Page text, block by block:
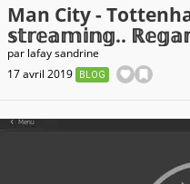
Man City - Tottenham 𝕖𝕟 𝕕𝕚𝕣𝕖𝕔𝕥
𝕤𝕥𝕣𝕖𝕒𝕞𝕚𝕟𝕘..
par lafay sandrine
17 avril 2019
BLOG